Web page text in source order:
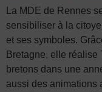
La MDE de Rennes
sensibiliser à la
et ses symboles.
Bretagne, elle
bretons dans une
aussi des animations